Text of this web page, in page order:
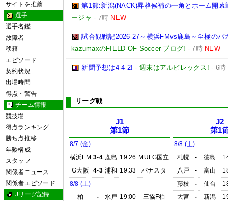
サイトを推薦
選手
選手名鑑
故障者
移籍
エピソード
契約状況
出場時間
得点・警告
チーム情報
競技場
得点ランキング
勝ち点推移
年齢構成
スタッフ
関係者ニュース
関係者エピソード
Jリーグ記録
第1節:新潟(NACK)昇格候補の一角とホーム開幕
ージャ - 7時 NEW
試合観戦記2026-27～横浜FMvs鹿島～至極の
kazumaxのFIELD OF Soccer ブログ! -7時 NEW
新聞予想は4-4-2! -週末はアルビレックス! - 6時
リーグ戦
J1
第1節
8/7 (金)
横浜FM 3-4 鹿島 19:26 MUFG国立
G大阪
4-3 浦和 19:33
パナスタ
8/8 (土)
柏
- 水戸 19:00
三協F柏
J2
第1
8/8 (土)
札幌
- 徳島
八戸
- 富山
藤枝
- 仙台
大宮
- 新潟